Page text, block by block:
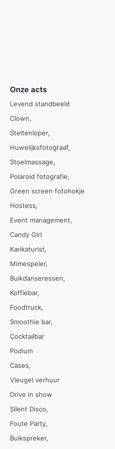
Onze acts
Levend standbeeld
Clown
Steltenloper
Huwelijksfotograaf
Stoelmassage
Polaroid fotografie
Green screen fotohokje
Hostess
Event management
Candy Girl
Karikaturist
Mimespeler
Buikdanseressen
Koffiebar
Foodtruck
Smoothie bar
Cocktailbar
Podium
Cases
Vleugel verhuur
Drive in show
Silent Disco
Foute Party
Buikspreker